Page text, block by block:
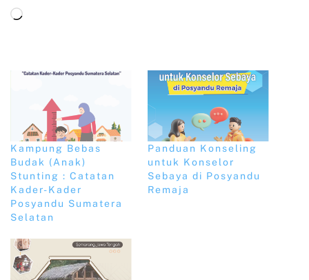
Kampung Bebas
Budak (Anak)
Stunting : Catatan
Kader-Kader
Posyandu Sumatera
Selatan
Panduan Konseling
untuk Konselor
Sebaya di Posyandu
Remaja